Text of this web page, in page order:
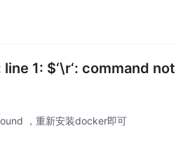
1: $‘\r‘: command not
，重新安装docker即可